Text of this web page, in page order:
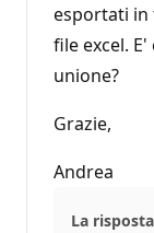
esportati in
file excel.
unione?
Grazie,
Andrea
La